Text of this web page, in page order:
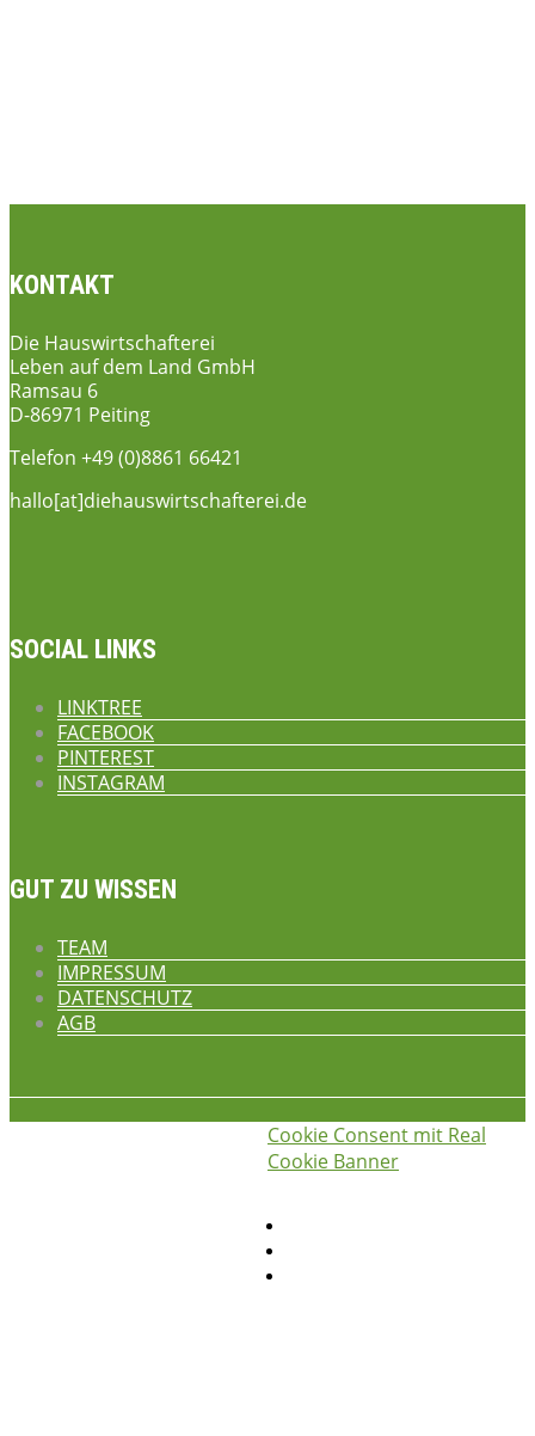
KONTAKT
Die Hauswirtschafterei
Leben auf dem Land GmbH
Ramsau 6
D-86971 Peiting
Telefon +49 (0)8861 66421
hallo[at]diehauswirtschafterei.de
SOCIAL LINKS
LINKTREE
FACEBOOK
PINTEREST
INSTAGRAM
GUT ZU WISSEN
TEAM
IMPRESSUM
DATENSCHUTZ
AGB
Cookie Consent mit Real
Cookie Banner